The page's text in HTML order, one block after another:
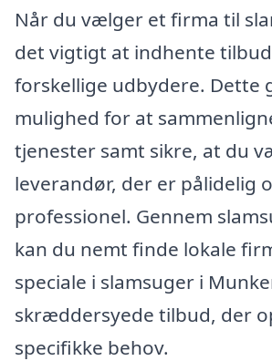
Når du vælger et firma til
det vigtigt at indhente
forskellige udbydere. Dette
mulighed for at
tjenester samt sikre, at du
leverandør, der er pålidelig
professionel. Gennem
kan du nemt finde lokale
speciale i slamsuger i
skræddersyede tilbud, der
specifikke behov.